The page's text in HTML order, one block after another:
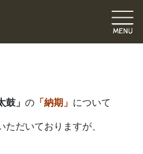
鼓」 の 「納期」 について
だいておりますが、